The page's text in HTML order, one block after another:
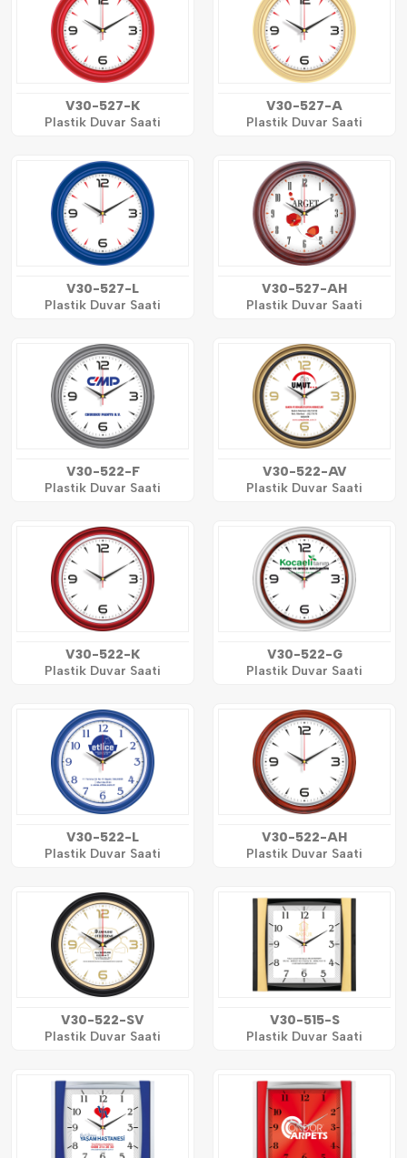
V30-527-K
Plastik Duvar Saati
V30-527-A
Plastik Duvar Saati
V30-527-L
Plastik Duvar Saati
V30-527-AH
Plastik Duvar Saati
V30-522-F
Plastik Duvar Saati
V30-522-AV
Plastik Duvar Saati
V30-522-K
Plastik Duvar Saati
V30-522-G
Plastik Duvar Saati
V30-522-L
Plastik Duvar Saati
V30-522-AH
Plastik Duvar Saati
V30-522-SV
Plastik Duvar Saati
V30-515-S
Plastik Duvar Saati